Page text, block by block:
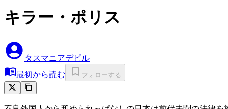
キラー・ポリス
タスマニアデビル
最初から読む
フォローする